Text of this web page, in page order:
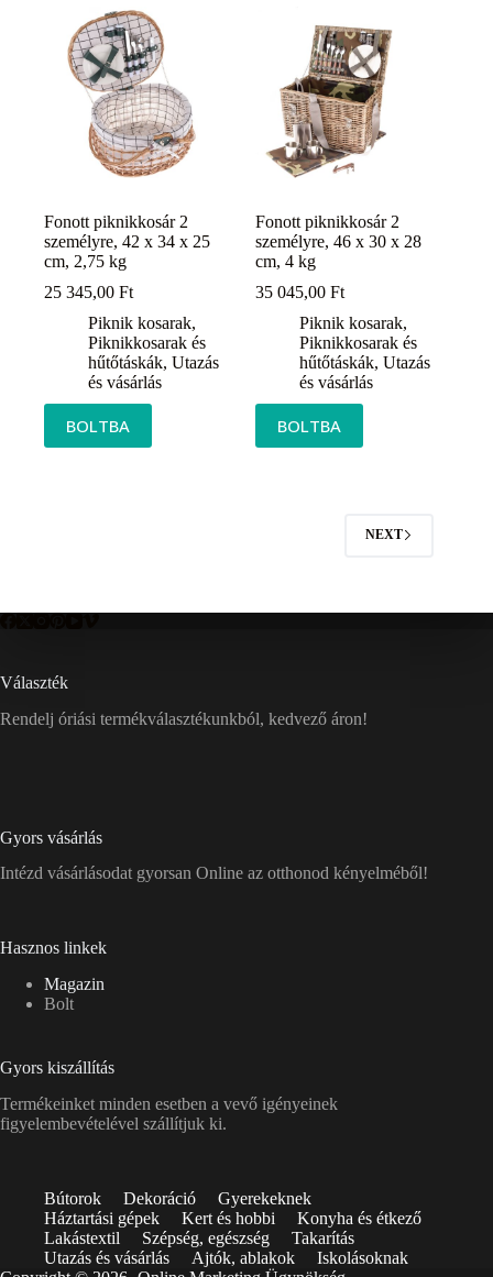
Fonott piknikkosár 2
személyre, 42 x 34 x 25
cm, 2,75 kg
25 345,00 Ft
Piknik kosarak,
Piknikkosarak és
hűtőtáskák, Utazás
és vásárlás
BOLTBA
Fonott piknikkosár 2
személyre, 46 x 30 x 28
cm, 4 kg
35 045,00Ft
Piknik kosarak,
Piknikkosarak és
hűtőtáskák,Utazás
és vásárlás
BOLTBA
NEXT
Választék
Rendelj óriási termékválasztékunkból, kedvező áron!
Gyors vásárlás
Intézd vásárlásodat gyorsan Online az otthonod kényelméből!
Hasznos linkek
Magazin
Bolt
Gyors kiszállítás
Termékeinket minden esetben a vevő igényeinek
figyelembevételével szállítjuk ki.
Bútorok Dekoráció
Gyerekeknek
Háztartási gépek
Kert és hobbi
Konyha és étkező
Lakástextil
Szépség, egészség
Takarítás
Utazás és vásárlás
Ajtók, ablakok
Iskolásoknak